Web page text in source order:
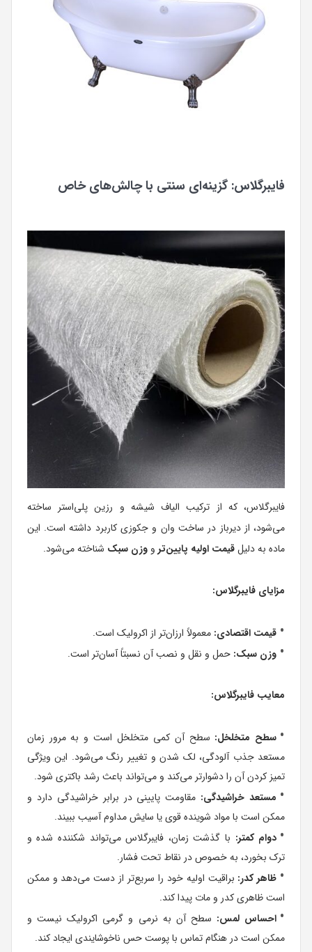
فایبرگلاس: گزینه‌ای سنتی با چالش‌های خاص
فایبرگلاس، که از ترکیب الیاف شیشه و رزین پلی‌استر ساخته
می‌شود، از دیرباز در ساخت وان و جکوزی کاربرد داشته است. این
ماده به دلیلقیمت اولیه پایین‌ترو وزن سبک شناخته می‌شود.
مزایای فایبرگلاس:
قیمت اقتصادی: معمولاً ارزان‌تر از اکرولیک است.
وزن سبک: حمل و نقل و نصب آن نسبتاً آسان‌تر است.
معایب فایبرگلاس:
سطح متخلخل: سطح آن کمی متخلخل است و به مرور زمان
مستعد جذب آلودگی، لک شدن و تغییر رنگ می‌شود. این ویژگی
تمیز کردن آن را دشوارتر می‌کند و می‌تواند باعث رشد باکتری شود.
مستعد خراشیدگی: مقاومت پایینی در برابر خراشیدگی دارد و
ممکن است با مواد شوینده قوی یا سایش مداوم آسیب ببیند.
دوام کمتر: با گذشت زمان، فایبرگلاس می‌تواند شکننده شده و
ترک بخورد، به خصوص در نقاط تحت فشار.
ظاهر کدر: براقیت اولیه خود را سریع‌تر از دست می‌دهد و ممکن
است ظاهری کدر و مات پیدا کند.
احساس لمس: سطح آن به نرمی و گرمی اکرولیک نیست و
ممکن است در هنگام تماس با پوست حس ناخوشایندی ایجاد کند.